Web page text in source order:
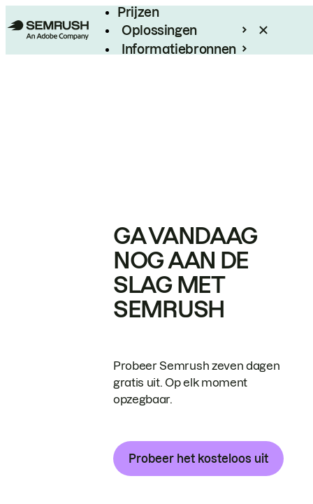
Prijzen
Oplossingen
Informatiebronnen
GA VANDAAG
NOG AAN DE
SLAG MET
SEMRUSH
Probeer Semrush zeven dagen
gratis uit. Op elk moment
opzegbaar.
Probeer het kosteloos uit